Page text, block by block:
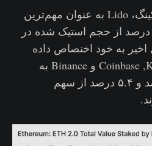
از میان مراکز مهم استیکینگ، Lido به عنوان مهم‌ترین
مرکز استیکینگ حدود ۳۰ درصد از حجم استیک شده در
به خود اختصاص داده
است. صرافی‌های Coinbase ,Kraken و Binance به
ترتیب ۱۱.۵ درصد، ۷درصد و ۵.۴ درصد از سهم